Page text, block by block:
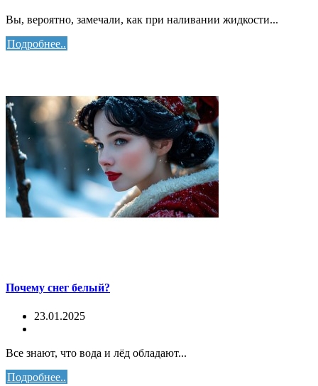
Вы, вероятно, замечали, как при наливании жидкости...
Подробнее..
Почему снег белый?
23.01.2025
Все знают, что вода и лёд обладают...
Подробнее..